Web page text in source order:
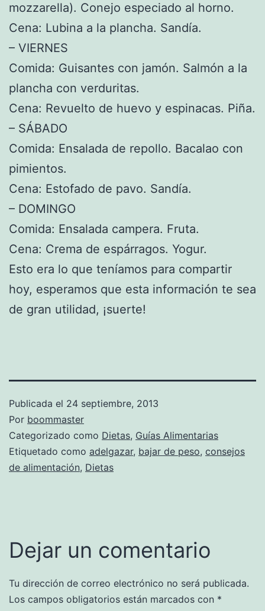
mozzarella). Conejo especiado al horno.
Cena: Lubina a la plancha. Sandía.
– VIERNES
Comida: Guisantes con jamón. Salmón a la
plancha con verduritas.
Cena: Revuelto de huevo y espinacas. Piña.
– SÁBADO
Comida: Ensalada de repollo. Bacalao con
pimientos.
Cena: Estofado de pavo. Sandía.
– DOMINGO
Comida: Ensalada campera. Fruta.
Cena: Crema de espárragos. Yogur.
Esto era lo que teníamos para compartir
hoy, esperamos que esta información te sea
de gran utilidad, ¡suerte!
Publicada el 24 septiembre, 2013
Por boommaster
Categorizado como Dietas, Guías Alimentarias
Etiquetado como adelgazar, bajar de peso, consejos
de alimentación, Dietas
Dejar un comentario
Tu dirección de correo electrónico no será publicada.
Los campos obligatorios están marcados con *